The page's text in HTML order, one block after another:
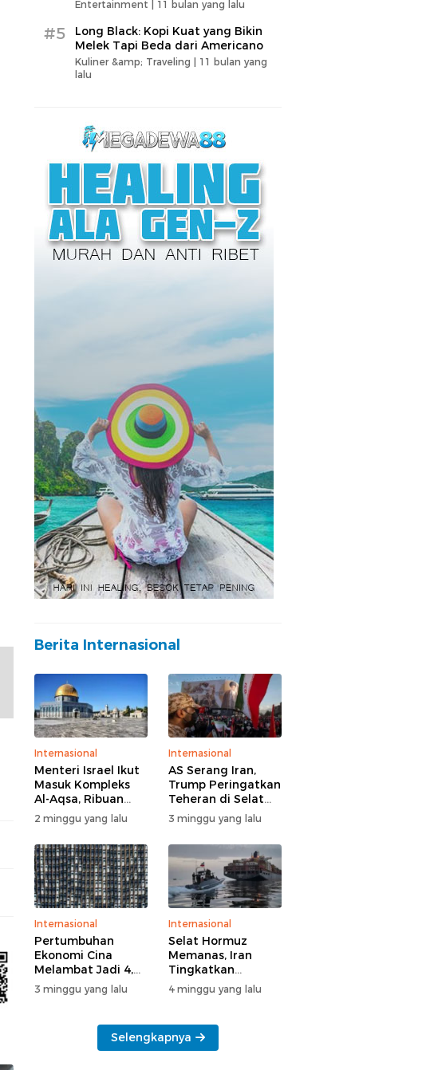
Entertainment | 11 bulan yang lalu
#5
Long Black: Kopi Kuat yang Bikin
Melek Tapi Beda dari Americano
Kuliner &amp; Traveling | 11 bulan yang
lalu
Berita Internasional
Internasional
Menteri Israel Ikut
Masuk Kompleks
Al-Aqsa, Ribuan
Massa Yahudi Gelar
Ritual di Tengah
Pengamanan Polisi
2 minggu yang lalu
Internasional
AS Serang Iran,
Trump Peringatkan
Teheran di Selat
Hormuz
3 minggu yang lalu
Internasional
Pertumbuhan
Ekonomi Cina
Melambat Jadi 4,3
Persen
3 minggu yang lalu
Internasional
Selat Hormuz
Memanas, Iran
Tingkatkan
Tekanan ke AS
4 minggu yang lalu
Selengkapnya